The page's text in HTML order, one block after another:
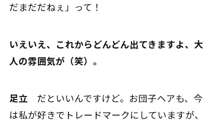
だまだだねぇ」って！
――いえいえ、これからどんどん出てきますよ、大
人の雰囲気が（笑）。
足立 だといいんですけど。お団子ヘアも、今
は私が好きでトレードマークにしていますが、